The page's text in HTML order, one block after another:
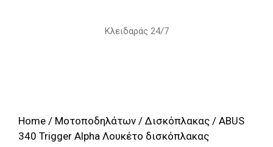
Κλειδαράς 24/7
Home / Μοτοποδηλάτων / Δισκόπλακας / ABUS
340 Trigger Alpha Λουκέτο δισκόπλακας